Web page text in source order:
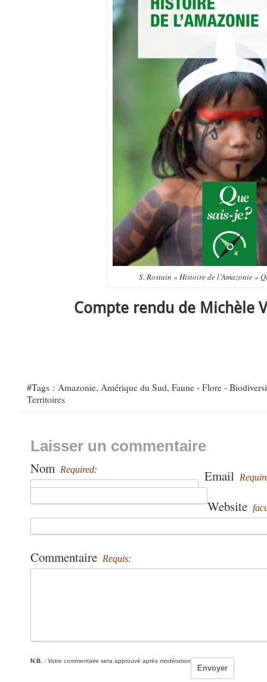
S. Rostain « Histoire de l’Amazonie »
Compte rendu de Michèle
#Tags : Amazonie, Amérique du Sud, Faune - Flore -
Territoires
Laisser un commentaire
Nom Required: Email
Website
Commentaire Requis:
N.B. : Votre commentaire sera approuvé après modération